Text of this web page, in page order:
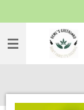
Hauptinhalt
springen